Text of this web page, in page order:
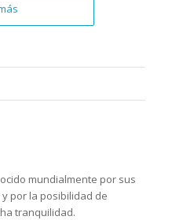
mundialmente por sus
por la posibilidad de
tranquilidad.